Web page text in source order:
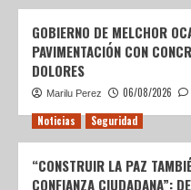
GOBIERNO DE MELCHOR
PAVIMENTACIÓN CON
DOLORES
Marilu Perez 06/08/2026
Noticias Seguridad
“CONSTRUIR LA PAZ
CONFIANZA CIUDADANA”: